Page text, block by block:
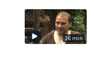
26 min